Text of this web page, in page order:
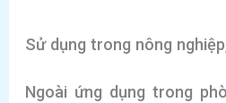
Sử dụng trong nông
Ngoài ứng dụng trong